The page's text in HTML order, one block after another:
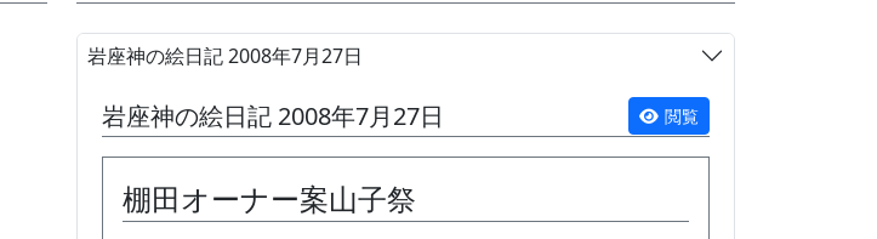
岩座神の絵日記 2008年7月27日
閲覧
岩座神の絵日記 2008年7月27日
棚田オーナー案山子祭